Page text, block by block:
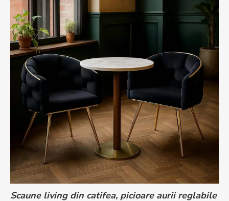
Scaune living din catifea, picioare aurii reglabile